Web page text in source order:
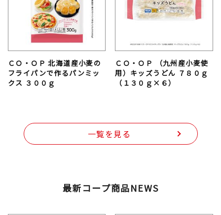
ＣＯ・ＯＰ 北海道産小麦の
フライパンで作るパンミッ
クス ３００ｇ
ＣＯ・ＯＰ （九州産小麦使
用）キッズうどん ７８０ｇ
（１３０ｇ×６）
一覧を見る
最新コープ商品NEWS